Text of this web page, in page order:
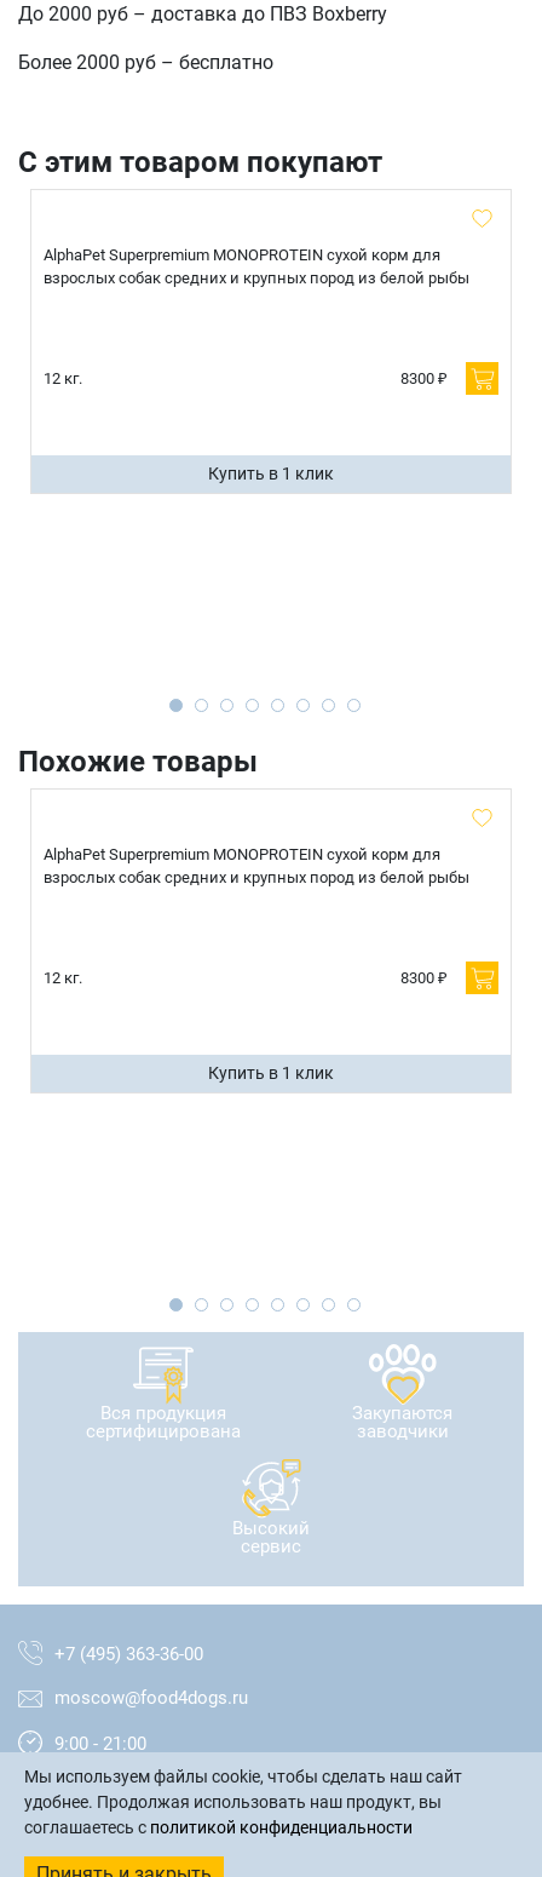
До 2000 руб – доставка до ПВЗ Boxberry
Более 2000 руб – бесплатно
С этим товаром покупают
AlphaPet Superpremium MONOPROTEIN сухой корм для
взрослых собак средних и крупных пород из белой рыбы
12 кг. 8300 ₽
Купить в 1 клик
Похожие товары
AlphaPet Superpremium MONOPROTEIN сухой корм для
взрослых собак средних и крупных пород из белой рыбы
12 кг. 8300 ₽
Купить в 1 клик
Вся продукция
сертифицирована
Закупаются
заводчики
Высокий
сервис
+7 (495) 363-36-00
moscow@food4dogs.ru
9:00 - 21:00
Москва и МО
Мы используем файлы cookie, чтобы сделать наш сайт
удобнее. Продолжая использовать наш продукт, вы
соглашаетесь с политикой конфиденциальности